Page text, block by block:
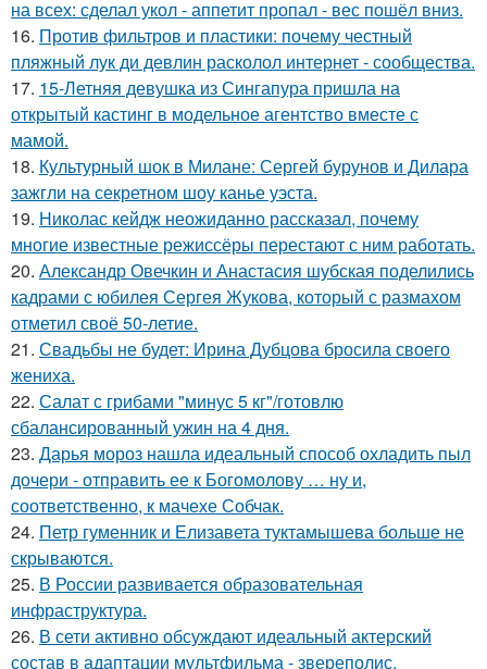
на всех: сделал укол - аппетит пропал - вес пошёл вниз.
16. Против фильтров и пластики: почему честный
пляжный лук ди девлин расколол интернет - сообщества.
17. 15-Летняя девушка из Сингапура пришла на
открытый кастинг в модельное агентство вместе с
мамой.
18. Культурный шок в Милане: Сергей бурунов и Дилара
зажгли на секретном шоу канье уэста.
19. Николас кейдж неожиданно рассказал, почему
многие известные режиссёры перестают с ним работать.
20. Александр Овечкин и Анастасия шубская поделились
кадрами с юбилея Сергея Жукова, который с размахом
отметил своё 50-летие.
21. Свадьбы не будет: Ирина Дубцова бросила своего
жениха.
22. Салат с грибами "минус 5 кг"/готовлю
сбалансированный ужин на 4 дня.
23. Дарья мороз нашла идеальный способ охладить пыл
дочери - отправить ее к Богомолову … ну и,
соответственно, к мачехе Собчак.
24. Петр гуменник и Елизавета туктамышева больше не
скрываются.
25. В России развивается образовательная
инфраструктура.
26. В сети активно обсуждают идеальный актерский
состав в адаптации мультфильма - звереполис.